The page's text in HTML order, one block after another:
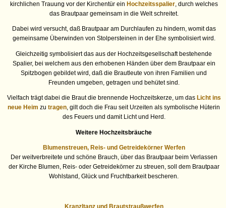
kirchlichen Trauung vor der Kirchentür ein Hochzeitsspalier, durch welches
das Brautpaar gemeinsam in die Welt schreitet.
Dabei wird versucht, daß Brautpaar am Durchlaufen zu hindern, womit das
gemeinsame Überwinden von Stolpersteinen in der Ehe symbolisiert wird.
Gleichzeitig symbolisiert das aus der Hochzeitsgesellschaft bestehende
Spalier, bei welchem aus den erhobenen Händen über dem Brautpaar ein
Spitzbogen gebildet wird, daß die Brautleute von ihren Familien und
Freunden umgeben, getragen und behütet sind.
Vielfach trägt dabei die Braut die brennende Hochzeitskerze, um das Licht ins
neue Heim zutragen , gilt doch die Frau seit Urzeiten als symbolische Hüterin
des Feuers und damit Licht und Herd.
Weitere Hochzeitsbräuche
Blumenstreuen, Reis- und Getreidekörner Werfen
Der weitverbreitete und schöne Brauch, über das Brautpaar beim Verlassen
der Kirche Blumen, Reis- oder Getreidekörner zu streuen, soll dem Brautpaar
Wohlstand, Glück und Fruchtbarkeit bescheren.
Kranzltanz und Brautstraußwerfen